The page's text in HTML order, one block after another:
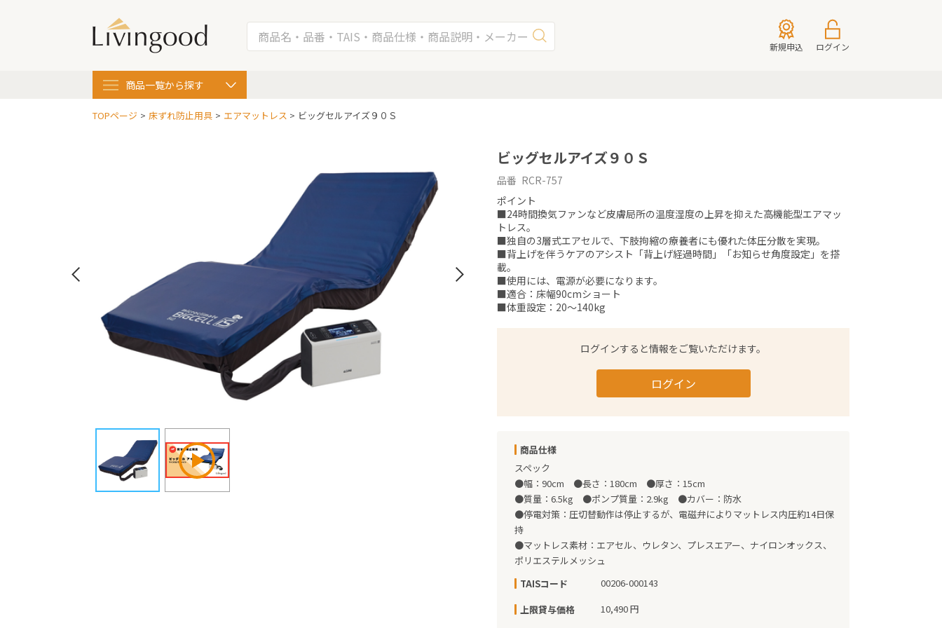
新規申込 ログイン
商品一覧から探す
TOPページ 床ずれ防止用具 エアマットレス ビッグセルアイズ９０Ｓ
ビッグセルアイズ９０Ｓ
品番 RCR-757
ポイント
■24時間換気ファンなど皮膚局所の温度湿度の上昇を抑えた高機能型エアマッ
トレス。
■独自の3層式エアセルで、下肢拘縮の療養者にも優れた体圧分散を実現。
■背上げを伴うケアのアシスト「背上げ経過時間」「お知らせ角度設定」を搭
載。
■使用には、電源が必要になります。
■適合：床幅90cmショート
■体重設定：20～140kg
ログインすると情報をご覧いただけます。
ログイン
商品仕様
スペック
●幅：90cm　●長さ：180cm　●厚さ：15cm
●質量：6.5kg　●ポンプ質量：2.9kg　●カバー：防水
●停電対策：圧切替動作は停止するが、電磁弁によりマットレス内圧約14日保
持
●マットレス素材：エアセル、ウレタン、プレスエアー、ナイロンオックス、
ポリエステルメッシュ
TAISコード
00206-000143
上限貸与価格
10,490 円